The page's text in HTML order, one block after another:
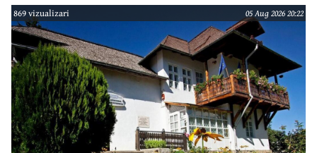
869 vizualizari 05 Aug 2026 20:22